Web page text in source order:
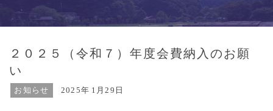
２０２５（令和７）年度会費納入のお願
い
お知らせ 2025年 1月29日